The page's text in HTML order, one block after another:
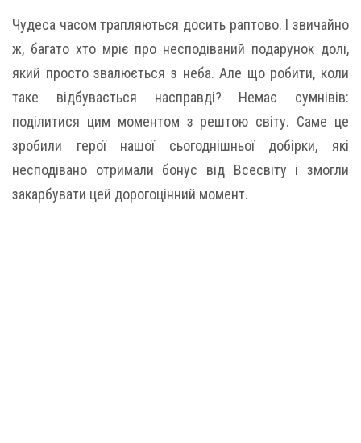
Чудеса часом трапляються досить раптово. І звичайно
ж, багато хто мріє про несподіваний подарунок долі,
який просто звалюється з неба. Але що робити, коли
таке відбувається насправді? Немає сумнівів:
поділитися цим моментом з рештою світу. Саме це
зробили герої нашої сьогоднішньої добірки, які
несподівано отримали бонус від Всесвіту і змогли
закарбувати цей дорогоцінний момент.